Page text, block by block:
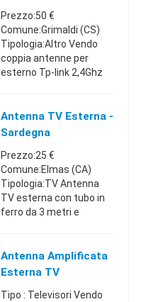
dimo ...
Prezzo:50 €
Comune:Grimaldi (CS)
Tipologia:Altro Vendo
coppia antenne per
esterno Tp-link 2,4Ghz
aperte e montate ma
non essendo a 5Ghz le
Antenna TV Esterna -
Sardegna
Prezzo:25 €
Comune:Elmas (CA)
Tipologia:TV Antenna
TV esterna con tubo in
ferro da 3 metri e
Antenna Amplificata
Esterna TV
Tipo : Televisori Vendo